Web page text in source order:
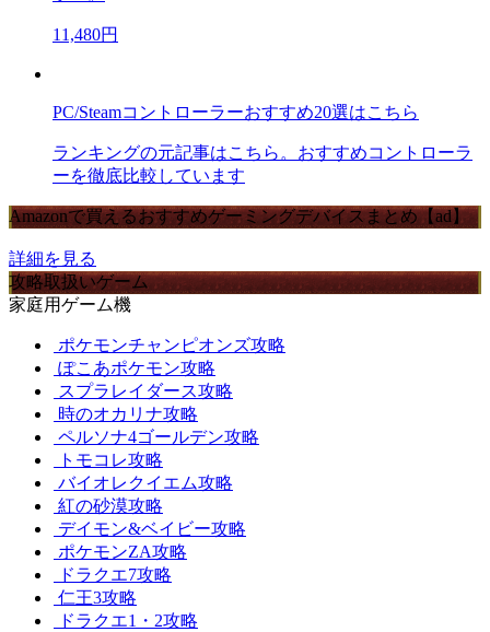
11,480円
PC/Steamコントローラーおすすめ20選はこちら
ランキングの元記事はこちら。おすすめコントローラ
ーを徹底比較しています
Amazonで買えるおすすめゲーミングデバイスまとめ【ad】
詳細を見る
攻略取扱いゲーム
家庭用ゲーム機
ポケモンチャンピオンズ攻略
ぽこあポケモン攻略
スプラレイダース攻略
時のオカリナ攻略
ペルソナ4ゴールデン攻略
トモコレ攻略
バイオレクイエム攻略
紅の砂漠攻略
デイモン&ベイビー攻略
ポケモンZA攻略
ドラクエ7攻略
仁王3攻略
ドラクエ1・2攻略